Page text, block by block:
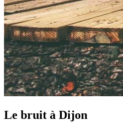
Le bruit à Dijon